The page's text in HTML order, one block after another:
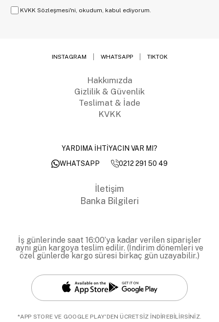
KVKK Sözleşmesi'ni, okudum, kabul ediyorum.
INSTAGRAM WHATSAPP TIKTOK
Hakkımızda
Gizlilik & Güvenlik
Teslimat & İade
KVKK
YARDIMA İHTİYACIN VAR MI?
WHATSAPP
0212 291 50 49
İletişim
Banka Bilgileri
İş günlerinde saat 16:00’ya kadar verilen siparişler
aynı gün kargoya teslim edilir. (İndirim dönemleri ve
özel günlerde kargo süresi birkaç gün uzayabilir.)
*APP STORE VE GOOGLE PLAY'DEN ÜCRETSİZ İNDİREBİLİRSİNİZ.